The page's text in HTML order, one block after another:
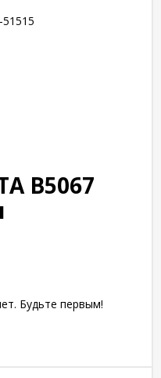
51515
B5067
Будьте первым!